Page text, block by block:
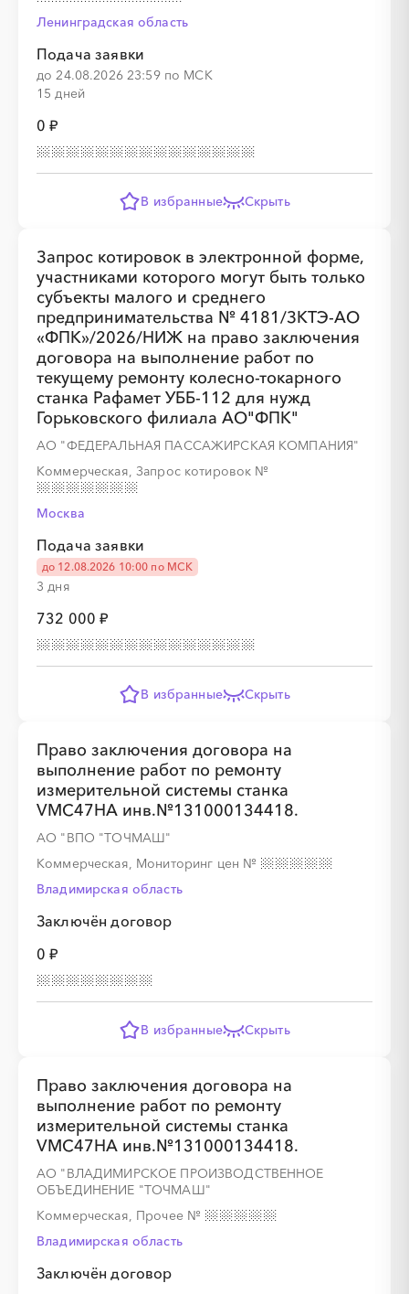
Ленинградская область
Подача заявки
до 24.08.2026 23:59 по МСК
15 дней
0 ₽
В избранные Скрыть
Запрос котировок в электронной форме,
участниками которого могут быть только
субъекты малого и среднего
предпринимательства № 4181/ЗКТЭ-АО
«ФПК»/2026/НИЖ на право заключения
договора на выполнение работ по
текущему ремонту колесно-токарного
станка Рафамет УББ-112 для нужд
Горьковского филиала АО"ФПК"
АО "ФЕДЕРАЛЬНАЯ ПАССАЖИРСКАЯ КОМПАНИЯ"
Коммерческая, Запрос котировок №
Москва
Подача заявки
до 12.08.2026 10:00 по МСК
3 дня
732 000 ₽
В избранные Скрыть
Право заключения договора на
выполнение работ по ремонту
измерительной системы станка
VMC47HA инв.№131000134418.
АО "ВПО "ТОЧМАШ"
Коммерческая, Мониторинг цен №
Владимирская область
Заключён договор
0 ₽
В избранные Скрыть
Право заключения договора на
выполнение работ по ремонту
измерительной системы станка
VMC47HA инв.№131000134418.
АО "ВЛАДИМИРСКОЕ ПРОИЗВОДСТВЕННОЕ
ОБЪЕДИНЕНИЕ "ТОЧМАШ"
Коммерческая, Прочее №
Владимирская область
Заключён договор